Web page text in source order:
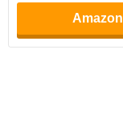
Amazon